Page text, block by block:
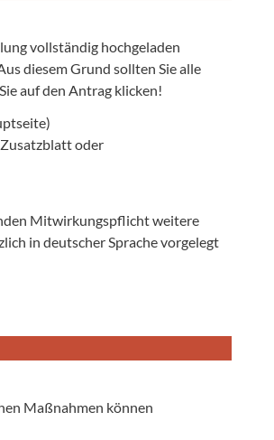
vollständig hochgeladen
diesem Grund sollten Sie alle
auf den Antrag klicken!
oder
Mitwirkungspflicht weitere
in deutscher Sprache vorgelegt
Maßnahmen können